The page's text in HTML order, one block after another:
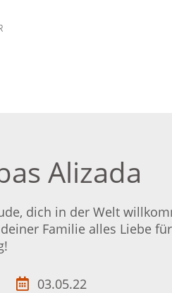
Alizada
dich in der Welt
Familie alles Liebe
03.05.22